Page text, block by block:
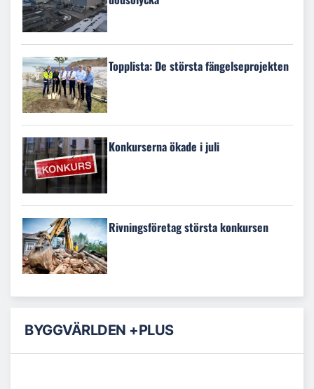
Topplista: De största fängelseprojekten
Konkurserna ökade i juli
Rivningsföretag största konkursen
BYGGVÄRLDEN +PLUS